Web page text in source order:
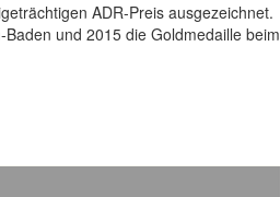
ADR-Preis ausgezeichnet.
und 2015 die Goldmedaille beim